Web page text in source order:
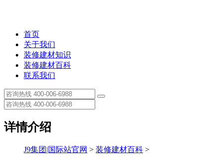
首页
关于我们
装修建材知识
装修建材百科
联系我们
详情介绍
J9集团|国际站官网 > 装修建材百科 >